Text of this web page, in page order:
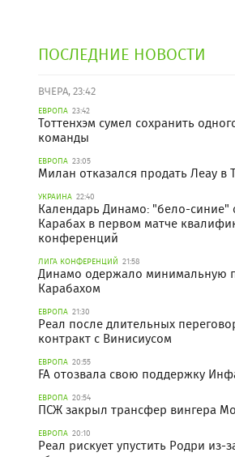
ПОСЛЕДНИЕ НОВОСТИ
ВЧЕРА, 23:42
ЕВРОПА 23:42
Тоттенхэм сумел сохранить
команды
ЕВРОПА 23:05
Милан отказался продать Леау в
УКРАИНА 22:40
Календарь Динамо: "бело-синие"
Карабах в первом матче
конференций
ЛИГА КОНФЕРЕНЦИЙ 21:58
Динамо одержало минимальную
Карабахом
ЕВРОПА 21:30
Реал после длительных
контракт с Винисиусом
ЕВРОПА 20:55
FA отозвала свою поддержку
ЕВРОПА 20:54
ПСЖ закрыл трансфер вингера
ЕВРОПА 20:10
Реал рискует упустить Родри из-